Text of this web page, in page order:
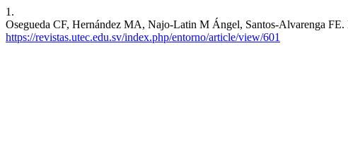
1.
Osegueda CF, Hernández MA, Najo-Latin M Ángel, Santos-Alvarenga
https://revistas.utec.edu.sv/index.php/entorno/article/view/601